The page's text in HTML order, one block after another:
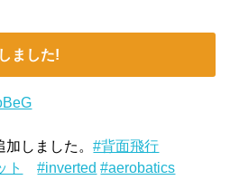
ました!
加しました。#背面飛行
ト #inverted #aerobatics